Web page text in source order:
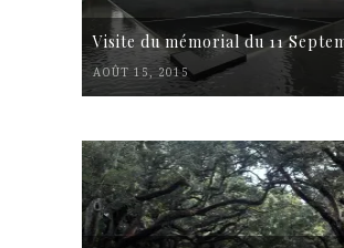
Visite du mémorial du 11
AOÛT 15, 2015